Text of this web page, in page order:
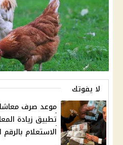
لا يفوتك
تطبيق زيادة
الاستعلام